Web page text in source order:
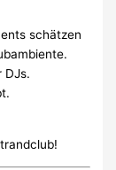
schätzen
DJs.